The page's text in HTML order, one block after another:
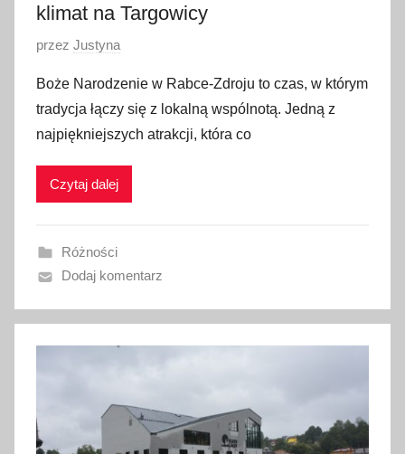
klimat na Targowicy
O
u
b
l
i
a
n
2
3
u
d
przez Justyna
Boże Narodzenie w Rabce-Zdroju to czas, w którym
tradycja łączy się z lokalną wspólnotą. Jedną z
najpiękniejszych atrakcji, która co
Czytaj dalej
Różności
Dodaj komentarz